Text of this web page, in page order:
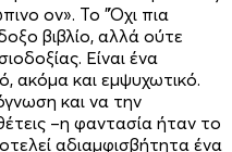
ον». Το "Όχι πια
βιβλίο, αλλά ούτε
Είναι ένα
ακόμα και εμψυχωτικό.
και να την
–η φαντασία ήταν το
αδιαμφισβήτητα ένα